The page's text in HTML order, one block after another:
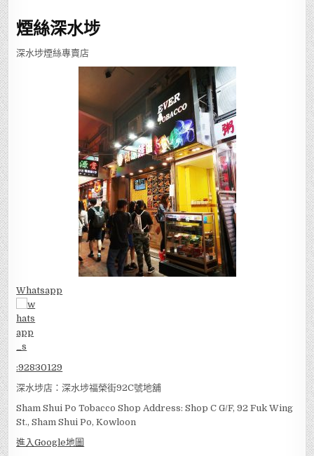
煙絲深水埗
深水埗煙絲專賣店
Whatsapp
:92830129
深水埗店：深水埗福榮街92C號地舖
Sham Shui Po Tobacco Shop Address: Shop C G/F, 92 Fuk Wing
St., Sham Shui Po, Kowloon
進入Google地圖